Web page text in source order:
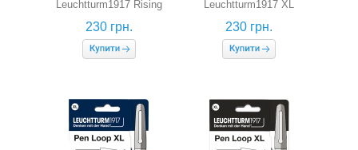
Leuchtturm1917 Rising
Colours XL (сонячний
жовтий)
230 грн.
Leuchtturm1917 XL
(світло-зелений)
230 грн.